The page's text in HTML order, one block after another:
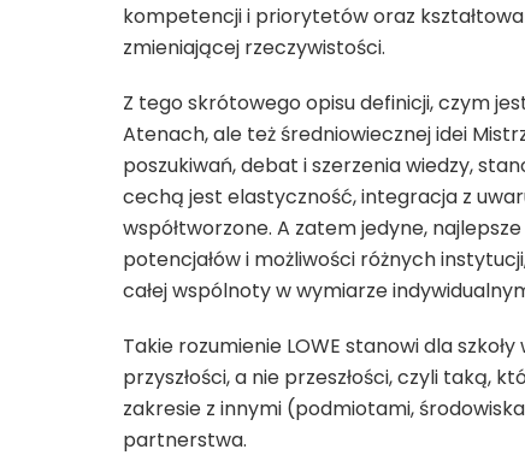
kompetencji i priorytetów oraz
zmieniającej rzeczywistości.
Z tego skrótowego opisu definicji, czym
Atenach, ale też średniowiecznej idei
poszukiwań, debat i szerzenia wiedzy,
cechą jest elastyczność, integracja z
współtworzone. A zatem jedyne,
potencjałów i możliwości różnych
całej wspólnoty w wymiarze
Takie rozumienie LOWE stanowi dla
przyszłości, a nie przeszłości, czyli taką,
zakresie z innymi (podmiotami,
partnerstwa.